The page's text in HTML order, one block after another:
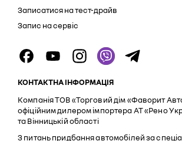
Записатися на тест-драйв
Запис на сервіс
КОНТАКТНА ІНФОРМАЦІЯ
Компанія ТОВ «Торговий дім «Фаворит
офіційним дилером імпортера АТ «Рено
та Вінницькій області
З питань придбання автомобілей за